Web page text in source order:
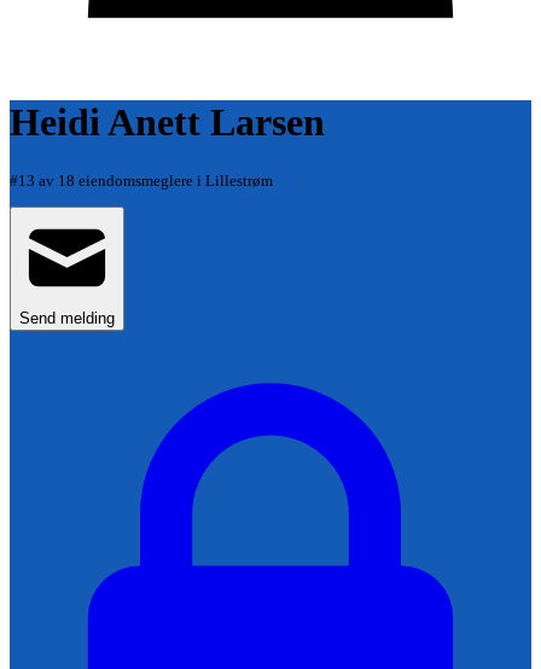
Heidi Anett Larsen
#13 av 18 eiendomsmeglere i Lillestrøm
Send melding